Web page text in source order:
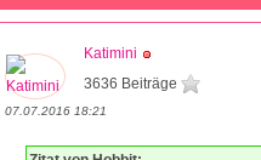
Katimini
3636 Beiträge
07.07.2016 18:21